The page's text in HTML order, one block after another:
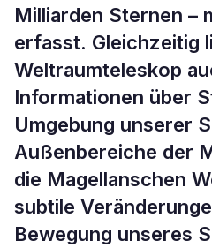
Milliarden Sternen –
erfasst. Gleichzeitig
Weltraumteleskop
Informationen über
Umgebung unserer
Außenbereiche der
die Magellanschen
subtile
Bewegung unseres